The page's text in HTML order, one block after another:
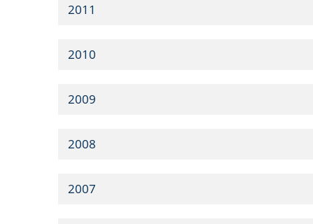
2011
2010
2009
2008
2007